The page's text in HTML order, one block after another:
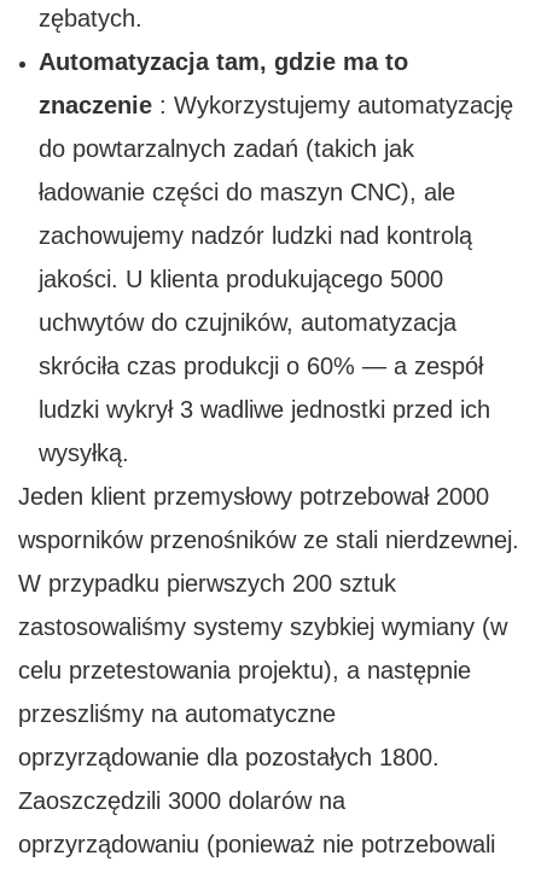
zębatych.
Automatyzacja tam, gdzie ma to
znaczenie: Wykorzystujemy automatyzację
do powtarzalnych zadań (takich jak
ładowanie części do maszyn CNC), ale
zachowujemy nadzór ludzki nad kontrolą
jakości. U klienta produkującego 5000
uchwytów do czujników, automatyzacja
skróciła czas produkcji o 60% — a zespół
ludzki wykrył 3 wadliwe jednostki przed ich
wysyłką.
Jeden klient przemysłowy potrzebował 2000
wsporników przenośników ze stali nierdzewnej.
W przypadku pierwszych 200 sztuk
zastosowaliśmy systemy szybkiej wymiany (w
celu przetestowania projektu), a następnie
przeszliśmy na automatyczne
oprzyrządowanie dla pozostałych 1800.
Zaoszczędzili 3000 dolarów na
oprzyrządowaniu (ponieważ nie potrzebowali